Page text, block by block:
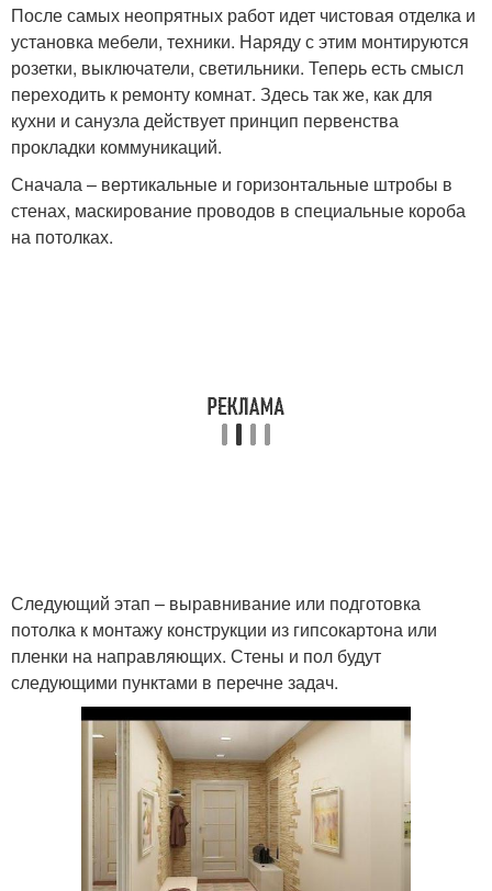
После самых неопрятных работ идет чистовая отделка и
установка мебели, техники. Наряду с этим монтируются
розетки, выключатели, светильники. Теперь есть смысл
переходить к ремонту комнат. Здесь так же, как для
кухни и санузла действует принцип первенства
прокладки коммуникаций.
Сначала – вертикальные и горизонтальные штробы в
стенах, маскирование проводов в специальные короба
на потолках.
Следующий этап – выравнивание или подготовка
потолка к монтажу конструкции из гипсокартона или
пленки на направляющих. Стены и пол будут
следующими пунктами в перечне задач.